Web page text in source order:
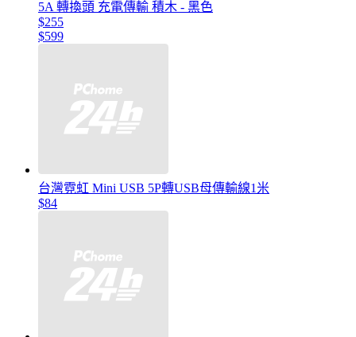
5A 轉換頭 充電傳輸 積木 - 黑色
$255
$599
台灣霓虹 Mini USB 5P轉USB母傳輸線1米
$84